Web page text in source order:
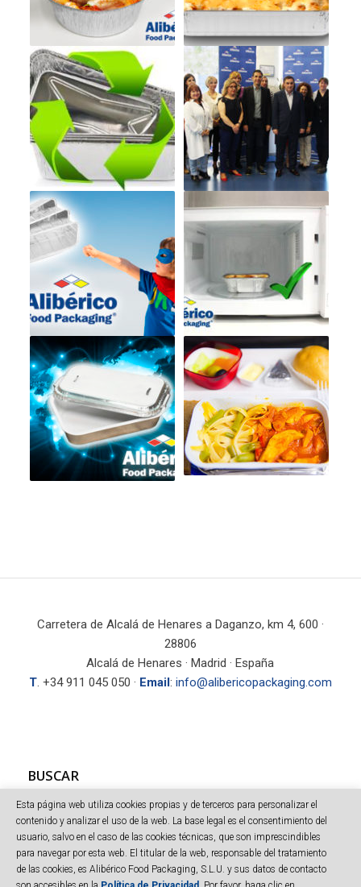
Carretera de Alcalá de Henares a Daganzo, km 4, 600 ·
28806
Alcalá de Henares · Madrid · España
T. +34 911 045 050 · Email: info@alibericopackaging.com
BUSCAR
Esta página web utiliza cookies propias y de terceros para personalizar el
contenido y analizar el uso de la web. La base legal es el consentimiento del
usuario, salvo en el caso de las cookies técnicas, que son imprescindibles
para navegar por esta web. El titular de la web, responsable del tratamiento
de las cookies, es Alibérico Food Packaging, S.L.U. y sus datos de contacto